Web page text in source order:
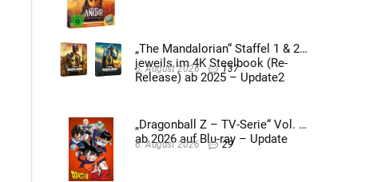
„The Mandalorian“ Staffel 1 & 2
jeweils im 4K Steelbook (Re-
Release) ab 2025 – Update2
5. August 2026 137
„Dragonball Z – TV-Serie“ Vol. 4
ab 2026 auf Blu-ray – Update
6. August 2026 29